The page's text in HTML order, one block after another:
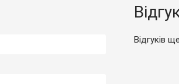
Відгуків